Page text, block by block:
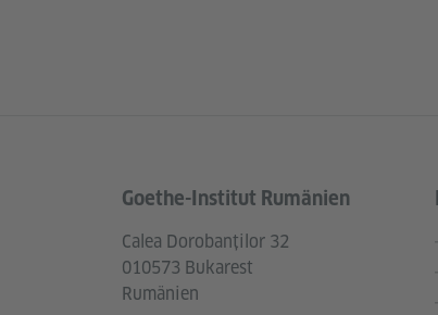
Service- und Informationsbereich
Goethe-Institut Rumänien
Calea Dorobanților 32
010573 Bukarest
Rumänien